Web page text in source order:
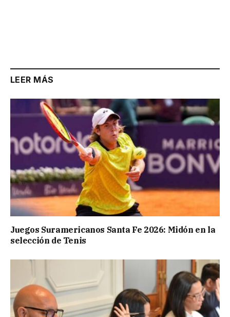
LEER MÁS
Juegos Suramericanos Santa Fe 2026: Midón en la
selección de Tenis